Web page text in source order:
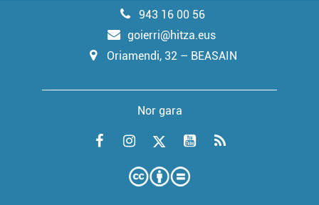
943 16 00 56
goierri@hitza.eus
Oriamendi, 32 – BEASAIN
Nor gara